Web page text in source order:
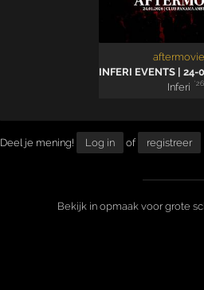
aftermovie
INFERI EVENTS | 24-
Inferi
'26
Deel je mening! Log in of registreer
Bekijk in opmaak voor grote